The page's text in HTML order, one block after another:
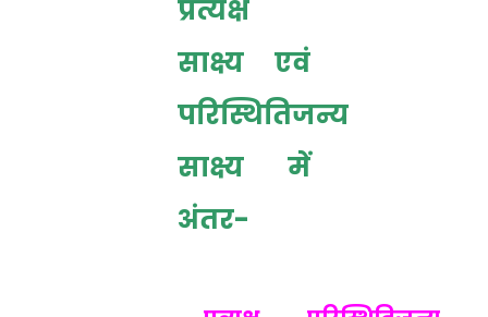
प्रत्यक्ष
साक्ष्य एवं
परिस्थितिजन्य
साक्ष्य में
अंतर-